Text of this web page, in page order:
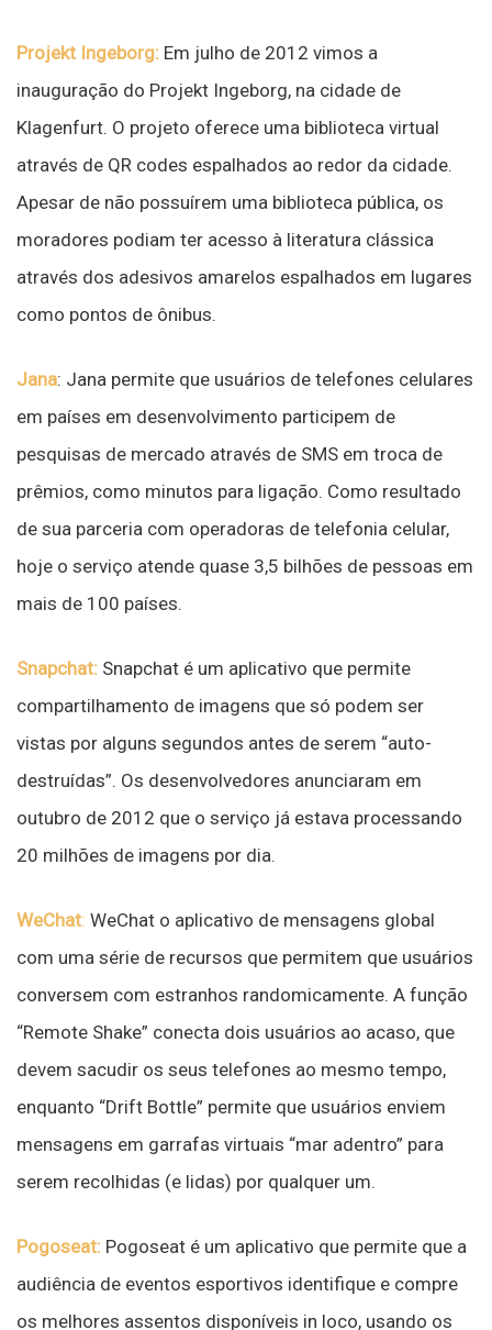
Projekt Ingeborg: Em julho de 2012 vimos a
inauguração do Projekt Ingeborg, na cidade de
Klagenfurt. O projeto oferece uma biblioteca virtual
através de QR codes espalhados ao redor da cidade.
Apesar de não possuírem uma biblioteca pública, os
moradores podiam ter acesso à literatura clássica
através dos adesivos amarelos espalhados em lugares
como pontos de ônibus.
Jana: Jana permite que usuários de telefones celulares
em países em desenvolvimento participem de
pesquisas de mercado através de SMS em troca de
prêmios, como minutos para ligação. Como resultado
de sua parceria com operadoras de telefonia celular,
hoje o serviço atende quase 3,5 bilhões de pessoas em
mais de 100 países.
Snapchat: Snapchat é um aplicativo que permite
compartilhamento de imagens que só podem ser
vistas por alguns segundos antes de serem “auto-
destruídas”. Os desenvolvedores anunciaram em
outubro de 2012 que o serviço já estava processando
20 milhões de imagens por dia.
WeChat: WeChat o aplicativo de mensagens global
com uma série de recursos que permitem que usuários
conversem com estranhos randomicamente. A função
“Remote Shake” conecta dois usuários ao acaso, que
devem sacudir os seus telefones ao mesmo tempo,
enquanto “Drift Bottle” permite que usuários enviem
mensagens em garrafas virtuais “mar adentro” para
serem recolhidas (e lidas) por qualquer um.
Pogoseat: Pogoseat é um aplicativo que permite que a
audiência de eventos esportivos identifique e compre
os melhores assentos disponíveis in loco, usando os